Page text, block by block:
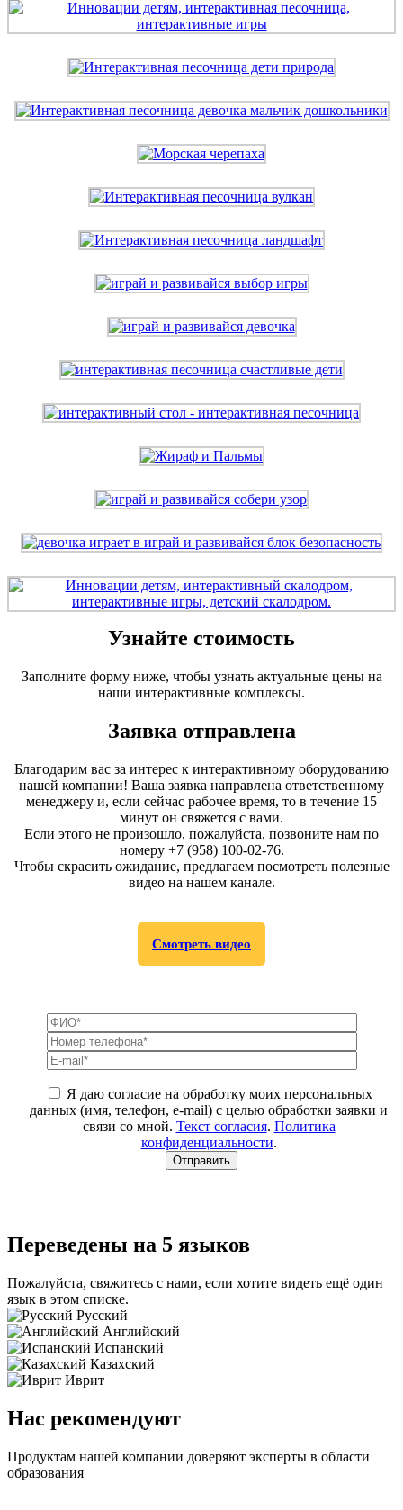
Узнайте стоимость
Заполните форму ниже, чтобы узнать актуальные цены на
наши интерактивные комплексы.
Заявка отправлена
Благодарим вас за интерес к интерактивному оборудованию
нашей компании! Ваша заявка направлена ответственному
менеджеру и, если сейчас рабочее время, то в течение 15
минут он свяжется с вами.
Если этого не произошло, пожалуйста, позвоните нам по
номеру +7 (958) 100-02-76.
Чтобы скрасить ожидание, предлагаем посмотреть полезные
видео на нашем канале.
Смотреть видео
Я даю согласие на обработку моих персональных
данных (имя, телефон, e-mail) с целью обработки заявки и
связи со мной. Текст согласия. Политика
конфиденциальности.
Переведены на 5 языков
Пожалуйста, свяжитесь с нами, если хотите видеть ещё один
язык в этом списке.
Русский
Английский
Испанский
Казахский
Иврит
Нас рекомендуют
Продуктам нашей компании доверяют эксперты в области
образования